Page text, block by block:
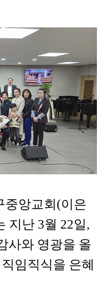
중앙교회(이은
지난 3월 22일,
사와 영광을 올
임직식을 은혜